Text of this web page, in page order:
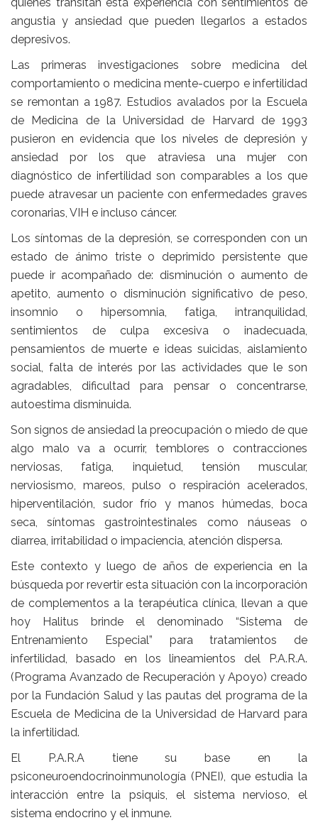
angustia y ansiedad que pueden llegarlos a estados
depresivos.
Las primeras investigaciones sobre medicina del
comportamiento o medicina mente-cuerpo e infertilidad
se remontan a 1987. Estudios avalados por la Escuela
de Medicina de la Universidad de Harvard de 1993
pusieron en evidencia que los niveles de depresión y
ansiedad por los que atraviesa una mujer con
diagnóstico de infertilidad son comparables a los que
puede atravesar un paciente con enfermedades graves
coronarias, VIH e incluso cáncer.
Los síntomas de la depresión, se corresponden con un
estado de ánimo triste o deprimido persistente que
puede ir acompañado de: disminución o aumento de
apetito, aumento o disminución significativo de peso,
insomnio o hipersomnia, fatiga, intranquilidad,
sentimientos de culpa excesiva o inadecuada,
pensamientos de muerte e ideas suicidas, aislamiento
social, falta de interés por las actividades que le son
agradables, dificultad para pensar o concentrarse,
autoestima disminuida.
Son signos de ansiedad la preocupación o miedo de que
algo malo va a ocurrir, temblores o contracciones
nerviosas, fatiga, inquietud, tensión muscular,
nerviosismo, mareos, pulso o respiración acelerados,
hiperventilación, sudor frío y manos húmedas, boca
seca, síntomas gastrointestinales como náuseas o
diarrea, irritabilidad o impaciencia, atención dispersa.
Este contexto y luego de años de experiencia en la
búsqueda por revertir esta situación con la incorporación
de complementos a la terapéutica clínica, llevan a que
hoy Halitus brinde el denominado “Sistema de
Entrenamiento Especial” para tratamientos de
infertilidad, basado en los lineamientos del P.A.R.A.
(Programa Avanzado de Recuperación y Apoyo) creado
por la Fundación Salud y las pautas del programa de la
Escuela de Medicina de la Universidad de Harvard para
la infertilidad.
El P.A.R.A tiene su base en la
psiconeuroendocrinoinmunología (PNEI), que estudia la
interacción entre la psiquis, el sistema nervioso, el
sistema endocrino y el inmune.